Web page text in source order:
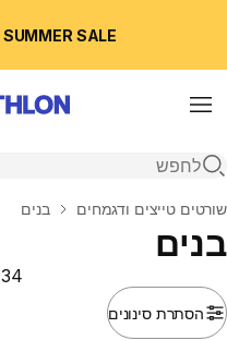
SUMMER SALE עד 50% הנחה 🛍️
Menu
פתיחת חיפוש
בית
שורטים טייצים ודגמחים בנים
בנים
הסתרת סינונים
34 מוצרים